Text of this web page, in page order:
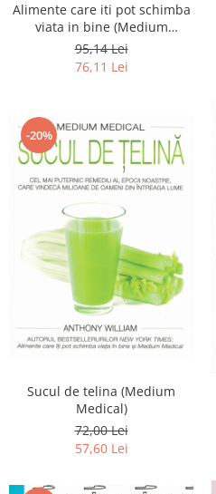
Alimente care iti pot schimba
viata in bine (Medium
Medical)
95,14 Lei
76,11 Lei
-20%
Sucul de telina (Medium
Medical)
72,00 Lei
57,60 Lei